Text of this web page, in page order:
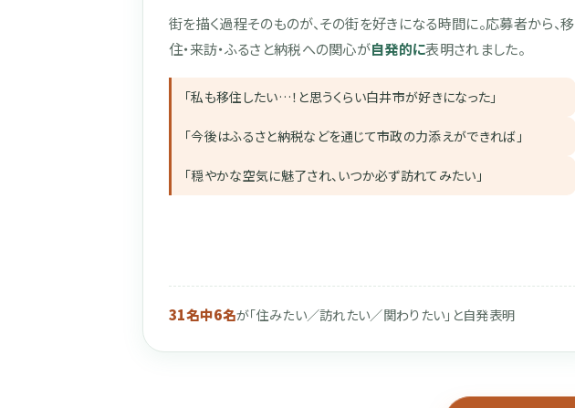
街を描く過程そのものが、その街を好きになる時間に。応募者から、移
住・来訪・ふるさと納税への関心が自発的に表明されました。
「私も移住したい…！と思うくらい白井市が好きになった」
「今後はふるさと納税などを通じて市政の力添えができれば」
「穏やかな空気に魅了され、いつか必ず訪れてみたい」
31名中6名が「住みたい／訪れたい／関わりたい」と自発表明